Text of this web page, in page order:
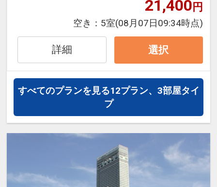
・通天閣まで約25分
・大阪城まで約15分
設定期間：2021年12月21日～2027年6
インターネットコース番号：DP-2-
200000003728
メニューも取り揃えたバラエティー豊か
な朝食をご用意。
新型コロナ感染対策もしっかりと行い提
供させていただきますのでご協力をお願
いいたします。
がございます。
【当館のおすすめポイント】
■チェックイン前の荷物預かり無料 ※チ
ェックアウト後は有料（1点につき500
■ロビーにはウェルカムドリンクをご用
21,400円
空き： 5室(08月07日09:34時点)
詳細 選択
すべてのプランを見る12プラン、3部屋タイ
プ